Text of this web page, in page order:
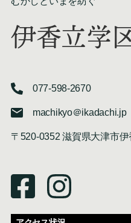
伊香立学
077-598-2670
machikyo＠ikadachi.jp
〒520-0352 滋賀県大津市